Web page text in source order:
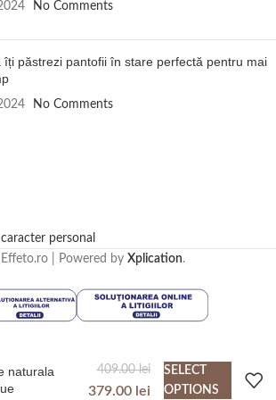
No Comments
îți păstrezi pantofii în stare perfectă pentru mai
No Comments
personal
| Powered by Xplication.
naturala
409.00lei
379.00 lei
SELECT
OPTIONS